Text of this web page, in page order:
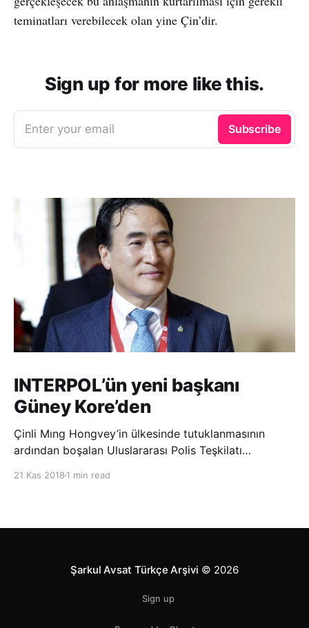
teminatları verebilecek olan yine Çin’dir.
Sign up for more like this.
Enter your email Subscribe
INTERPOL’ün yeni başkanı
Güney Kore’den
Çinli Mıng Hongvey’in ülkesinde tutuklanmasının
ardından boşalan Uluslararası Polis Teşkilatı
21 Kas 2018 1 min read
Şarkul Avsat Türkçe Arşivi © 2026
Sign up